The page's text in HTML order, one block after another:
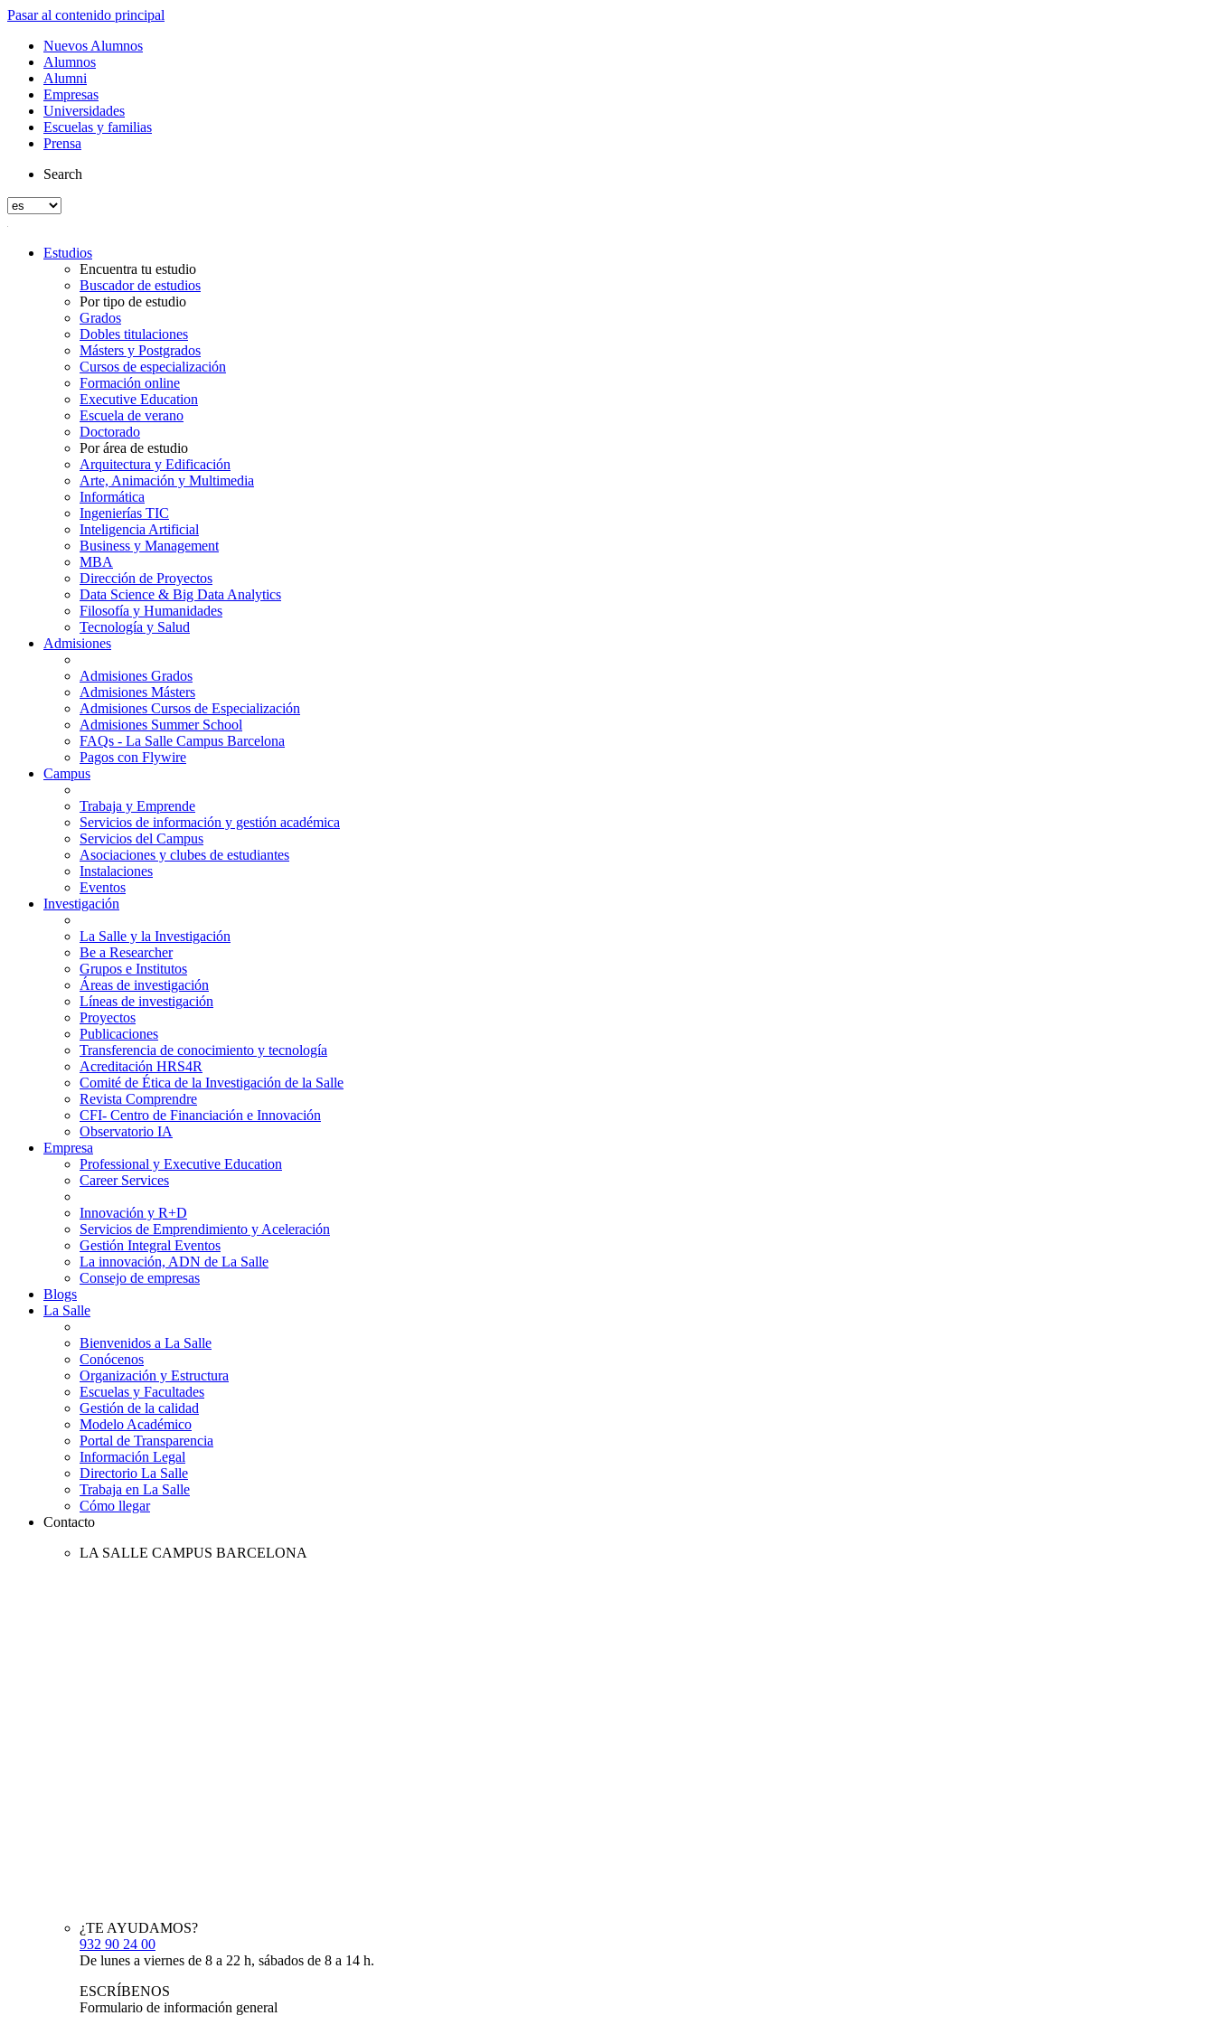
Pasar al contenido principal
Nuevos Alumnos
Alumnos
Alumni
Empresas
Universidades
Escuelas y familias
Prensa
Search
Estudios
Encuentra tu estudio
Buscador de estudios
Por tipo de estudio
Grados
Dobles titulaciones
Másters y Postgrados
Cursos de especialización
Formación online
Executive Education
Escuela de verano
Doctorado
Por área de estudio
Arquitectura y Edificación
Arte, Animación y Multimedia
Informática
Ingenierías TIC
Inteligencia Artificial
Business y Management
MBA
Dirección de Proyectos
Data Science & Big Data Analytics
Filosofía y Humanidades
Tecnología y Salud
Admisiones
Admisiones Grados
Admisiones Másters
Admisiones Cursos de Especialización
Admisiones Summer School
FAQs - La Salle Campus Barcelona
Pagos con Flywire
Campus
Trabaja y Emprende
Servicios de información y gestión académica
Servicios del Campus
Asociaciones y clubes de estudiantes
Instalaciones
Eventos
Investigación
La Salle y la Investigación
Be a Researcher
Grupos e Institutos
Áreas de investigación
Líneas de investigación
Proyectos
Publicaciones
Transferencia de conocimiento y tecnología
Acreditación HRS4R
Comité de Ética de la Investigación de la Salle
Revista Comprendre
CFI- Centro de Financiación e Innovación
Observatorio IA
Empresa
Professional y Executive Education
Career Services
Innovación y R+D
Servicios de Emprendimiento y Aceleración
Gestión Integral Eventos
La innovación, ADN de La Salle
Consejo de empresas
Blogs
La Salle
Bienvenidos a La Salle
Conócenos
Organización y Estructura
Escuelas y Facultades
Gestión de la calidad
Modelo Académico
Portal de Transparencia
Información Legal
Directorio La Salle
Trabaja en La Salle
Cómo llegar
Contacto
LA SALLE CAMPUS BARCELONA
¿TE AYUDAMOS?
932 90 24 00
De lunes a viernes de 8 a 22 h, sábados de 8 a 14 h.
ESCRÍBENOS
Formulario de información general